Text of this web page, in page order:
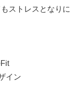
ストレスとなりに
イン